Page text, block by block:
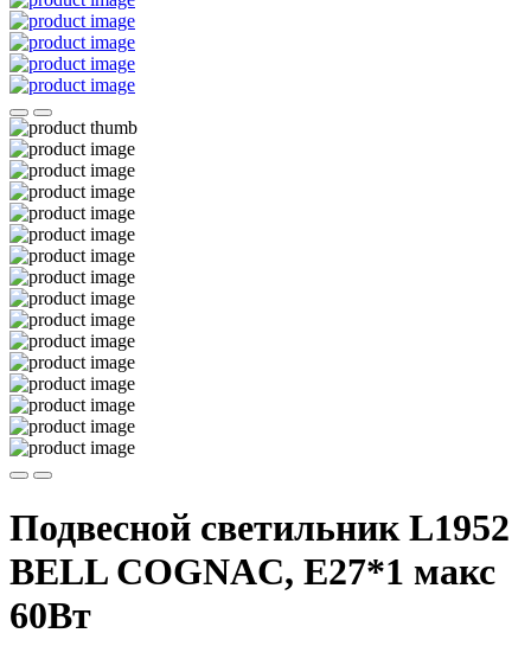
Подвесной светильник L1952
BELL COGNAC, E27*1 макс
60Вт